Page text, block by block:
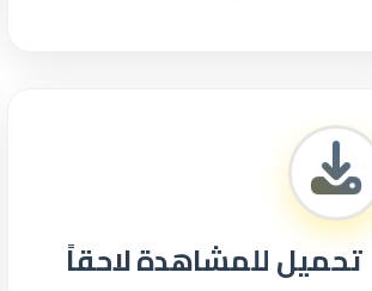
تحميل للمشاهدة لاحقاً